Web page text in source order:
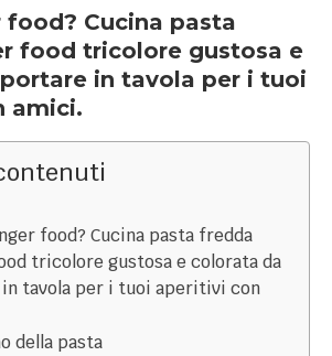
Cucina pasta
food tricolore gustosa e
in tavola per i tuoi
amici.
food? Cucina pasta fredda
tricolore gustosa e colorata da
tavola per i tuoi aperitivi con
della pasta